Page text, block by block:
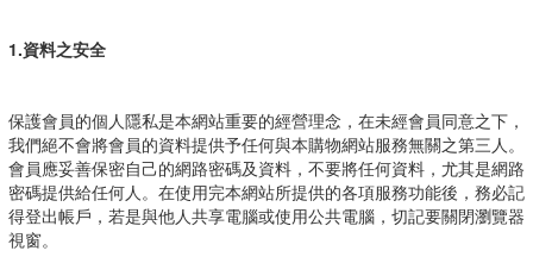
1.資料之安全
保護會員的個人隱私是本網站重要的經營理念，在未經會員同意之下，
我們絕不會將會員的資料提供予任何與本購物網站服務無關之第三人。
會員應妥善保密自己的網路密碼及資料，不要將任何資料，尤其是網路
密碼提供給任何人。在使用完本網站所提供的各項服務功能後，務必記
得登出帳戶，若是與他人共享電腦或使用公共電腦，切記要關閉瀏覽器
視窗。